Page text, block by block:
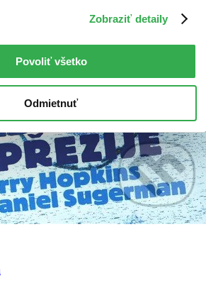
Zobraziť detaily
Povoliť všetko
Odmietnuť